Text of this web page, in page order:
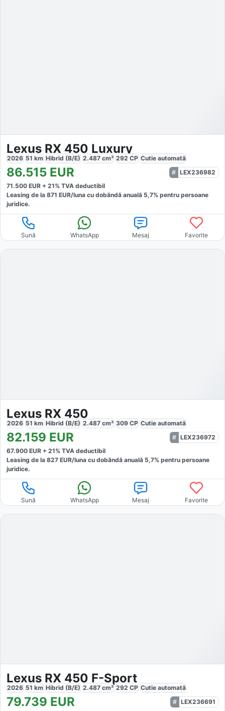
Lexus RX 450 Luxury
2026 51 km Hibrid (B/E) 2.487 cm³ 292 CP Cutie automată
86.515 EUR
LEX236982
71.500 EUR + 21% TVA deductibil
Leasing de la 871 EUR/luna cu dobăndă anuală 5,7% pentru persoane
juridice.
Sună WhatsApp Mesaj Favorite
Lexus RX 450
2026 51 km Hibrid (B/E) 2.487 cm³ 309 CP Cutie automată
82.159 EUR
LEX236972
67.900 EUR + 21% TVA deductibil
Leasing de la 827 EUR/luna cu dobăndă anuală 5,7% pentru persoane
juridice.
Sună WhatsApp Mesaj Favorite
Lexus RX 450 F-Sport
2026 51 km Hibrid (B/E) 2.487 cm³ 292 CP Cutie automată
79.739 EUR
LEX236691